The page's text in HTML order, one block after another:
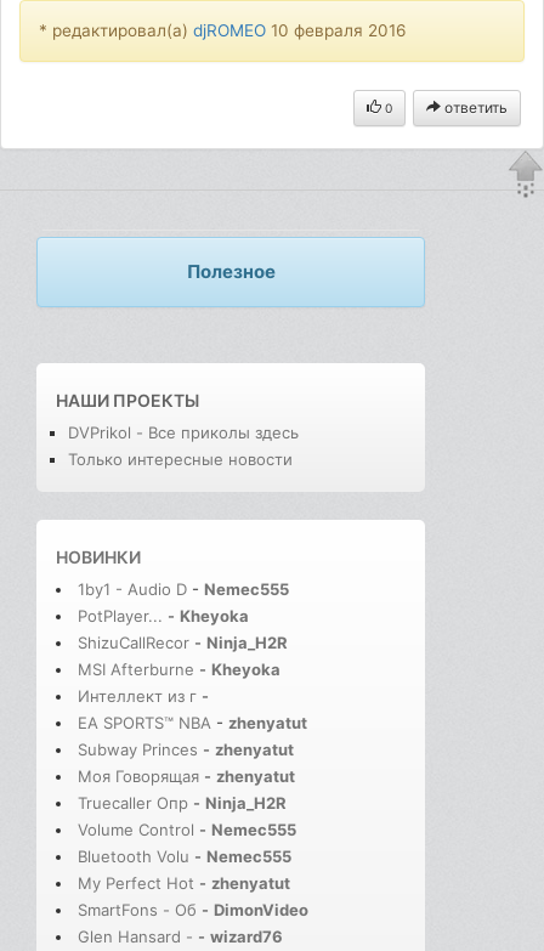
* редактировал(а)djROMEO 10 февраля 2016
0 ответить
Полезное
НАШИ ПРОЕКТЫ
DVPrikol - Все приколы здесь
Только интересные новости
НОВИНКИ
1by1 - Audio D - Nemec555
PotPlayer... - Kheyoka
ShizuCallRecor - Ninja_H2R
MSI Afterburne - Kheyoka
Интеллект из г -
EA SPORTS™ NBA - zhenyatut
Subway Princes - zhenyatut
Моя Говорящая - zhenyatut
Truecaller Опр - Ninja_H2R
Volume Control - Nemec555
Bluetooth Volu - Nemec555
My Perfect Hot - zhenyatut
SmartFons - Об - DimonVideo
Glen Hansard - - wizard76